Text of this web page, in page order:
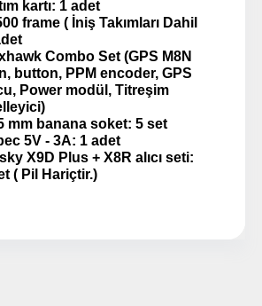
kartı: 1 adet
frame ( İniş Takımları Dahil
Combo Set (GPS M8N
button, PPM encoder, GPS
Power modül, Titreşim
mm banana soket: 5 set
5V - 3A: 1 adet
X9D Plus + X8R alıcı seti:
( Pil Hariçtir.)